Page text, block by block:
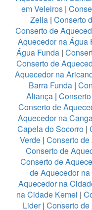
em Veleiros|
Zelia | Conserto
Conserto de
Aquecedor na Água
Água Funda |
Conserto de
Aquecedor na
Barra Funda |
Aliança |
Conserto de
Aquecedor na
Capela do Socorro |
Verde| Conserto
Conserto de
Conserto de
de Aquecedor
Aquecedor na
na Cidade Kemel |
Lider| Conserto